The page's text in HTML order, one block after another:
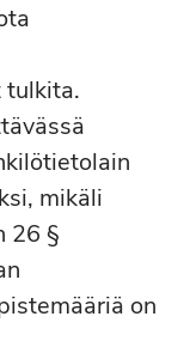
tulkita.
mikäli
26 §
on